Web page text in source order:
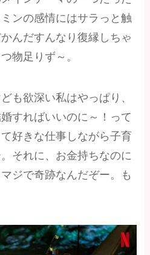
ンの感情にはサラっと触
んだすんなり復縁しちゃ
物足りず～。
も欲深い私はやっぱり、
すればいいのに～！って
好きな仕事しながら子育
それに、お金持ちなのに
ジで奇跡なんだぞー。も